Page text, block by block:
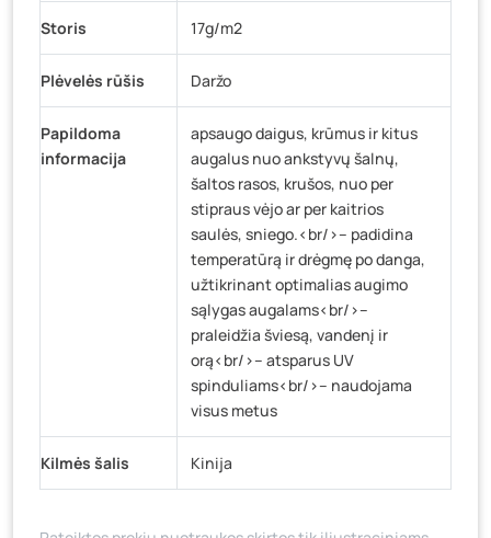
Storis 17g/m2
Plėvelės rūšis Daržo
Papildoma
informacija
apsaugo daigus, krūmus ir kitus
augalus nuo ankstyvų šalnų,
šaltos rasos, krušos, nuo per
stipraus vėjo ar per kaitrios
saulės, sniego.<br/>– padidina
temperatūrą ir drėgmę po danga,
užtikrinant optimalias augimo
sąlygas augalams<br/>–
praleidžia šviesą, vandenį ir
orą<br/>– atsparus UV
spinduliams<br/>– naudojama
visus metus
Kilmės šalis Kinija